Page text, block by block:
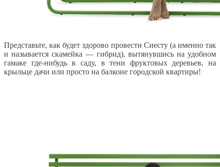
Представьте, как будет здорово провести Сиесту (а именно так
и называется скамейка — гибрид), вытянувшись на удобном
гамаке где-нибудь в саду, в тени фруктовых деревьев, на
крыльце дачи или просто на балконе городской квартиры!